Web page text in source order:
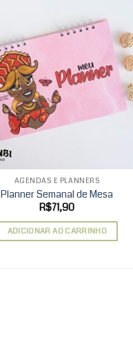
Add to
wishlist
AGENDAS E PLANNERS
Planner Semanal de Mesa
R$71,90
ADICIONAR AO CARRINHO